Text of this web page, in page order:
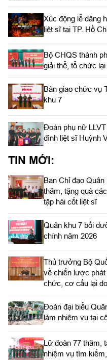
Xúc động lễ dâng
liệt sĩ tại TP. Hồ
Bộ CHQS thành
giải thể, tổ chức
Bàn giao chức vụ
khu 7
Đoàn phụ nữ
đình liệt sĩ Huỳnh
TIN MỚI:
Ban Chỉ đạo
thăm, tặng quà
tập hài cốt liệt sĩ
Quân khu 7 bồi
chính năm 2026
Thủ trưởng Bộ
về chiến lược phát
chức, cơ cấu lại
Đoàn đại biểu
làm nhiệm vụ tại
Lữ đoàn 77 thăm,
nhiệm vụ tìm